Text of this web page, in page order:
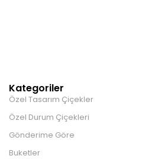
Kategoriler
Özel Tasarım Çiçekler
Özel Durum Çiçekleri
Gönderime Göre
Buketler